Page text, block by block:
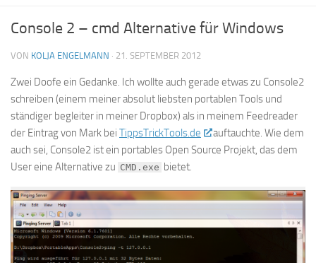
Console 2 – cmd Alternative für Windows
VON KOLJA ENGELMANN · 21. SEPTEMBER 2012
Zwei Doofe ein Gedanke. Ich wollte auch gerade etwas zu Console2
schreiben (einem meiner absolut liebsten portablen Tools und
ständiger begleiter in meiner Dropbox) als in meinem Feedreader
der Eintrag von Mark bei TippsTrickTools.de
auftauchte. Wie dem
auch sei, Console2 ist ein portables Open Source Projekt, das dem
User eine Alternative zu CMD.exe bietet.